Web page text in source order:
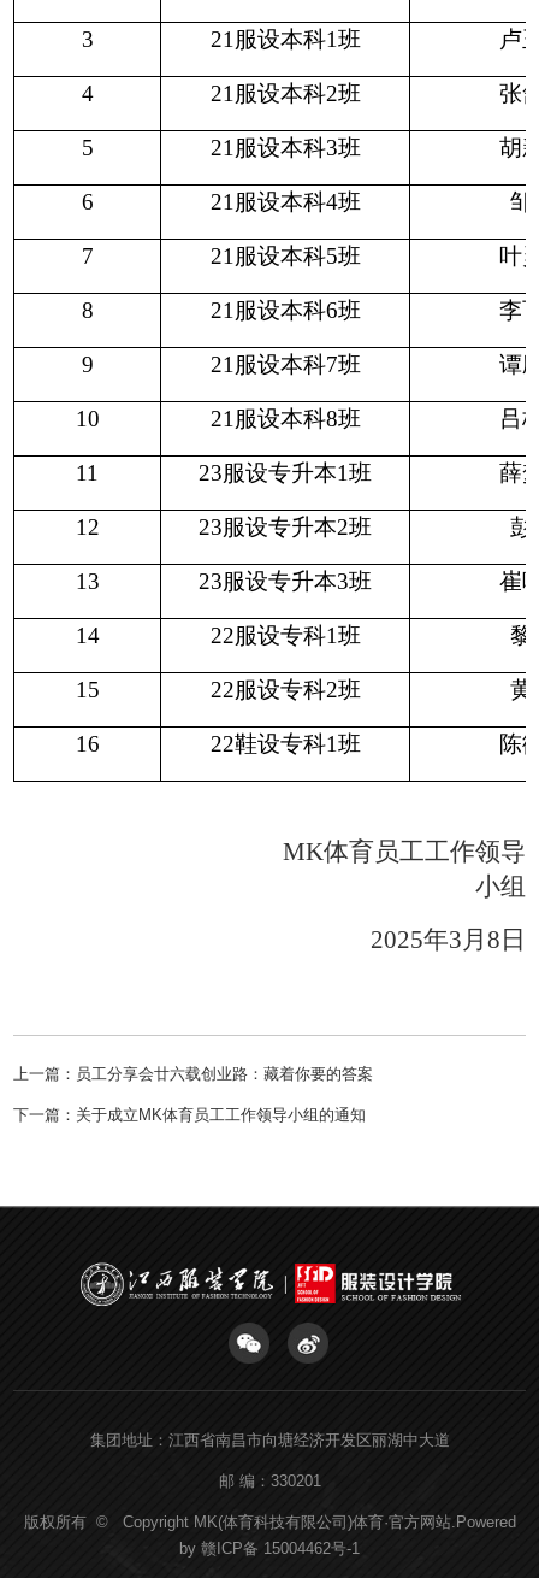
3 21服设本科1班 卢
4 21服设本科2班 张
5 21服设本科3班 胡
6 21服设本科4班 邹
7 21服设本科5班 叶
8 21服设本科6班 李
9 21服设本科7班 谭
10 21服设本科8班 吕
11 23服设专升本1班 薛
12 23服设专升本2班 彭
13 23服设专升本3班 崔
14 22服设专科1班 黎
15 22服设专科2班 黄
16 22鞋设专科1班 陈
MK体育员工工作领导
小组
2025年3月8日
上一篇： 员工分享会廿六载创业路：藏着你要的答案
下一篇： 关于成立MK体育员工工作领导小组的通知
集团地址：江西省南昌市向塘经济开发区丽湖中大道
邮 编：330201
版权所有 © Copyright MK(体育科技有限公司)体育·官方网站.Powered
by 赣ICP备 15004462号-1